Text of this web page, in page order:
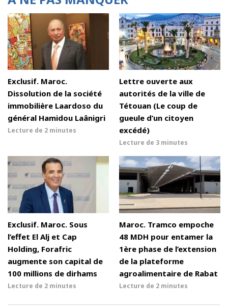
Exclusif. Maroc.
Dissolution de la société
immobilière Laardoso du
général Hamidou Laânigri
Lecture de 2 minutes
Lettre ouverte aux
autorités de la ville de
Tétouan (Le coup de
gueule d’un citoyen
excédé)
Lecture de 3 minutes
Exclusif. Maroc. Sous
l’effet El Alj et Cap
Holding, Forafric
augmente son capital de
100 millions de dirhams
Lecture de 2 minutes
Maroc. Tramco empoche
48 MDH pour entamer la
1ère phase de l’extension
de la plateforme
agroalimentaire de Rabat
Lecture de 2 minutes